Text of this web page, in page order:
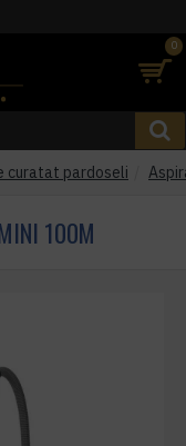
0
curatat pardoseli
100M